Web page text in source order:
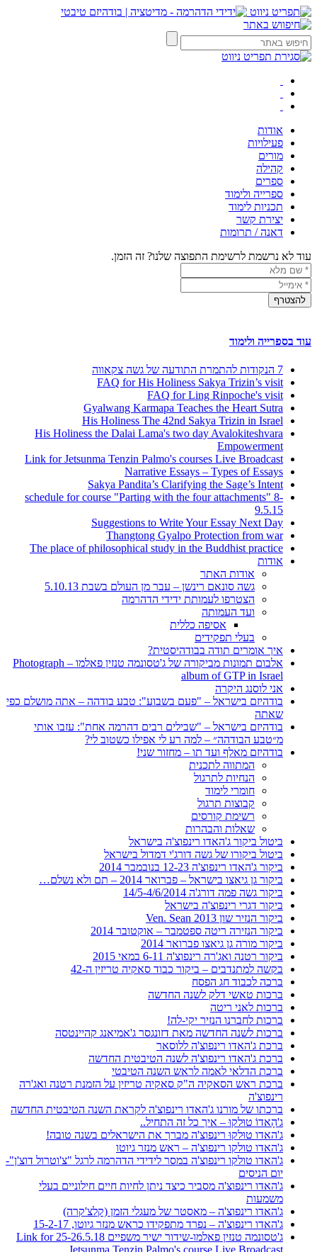
אודות
פעילויות
מורים
קהילה
ספרים
ספרייה ולימוד
תכניות לימוד
יצירת קשר
דאנה / תרומות
עוד לא נרשמת לרשימת התפוצה שלנו? זה הזמן.
עוד בספרייה ולימוד
7 הנקודות להתמרת התודעה של גשה צקאווה
FAQ for His Holiness Sakya Trizin’s visit
FAQ for Ling Rinpoche's visit
Gyalwang Karmapa Teaches the Heart Sutra
His Holiness The 42nd Sakya Trizin in Israel
His Holiness the Dalai Lama's two day Avalokiteshvara
Empowerment
Link for Jetsunma Tenzin Palmo's courses Live Broadcast
Narrative Essays – Types of Essays
Sakya Pandita’s Clarifying the Sage’s Intent
schedule for course "Parting with the four attachments" 8-
9.5.15
Suggestions to Write Your Essay Next Day
Thangtong Gyalpo Protection from war
The place of philosophical study in the Buddhist practice
אודות
אודות האתר
גשה סונאם רינשן – עבר מן העולם בשבת 5.10.13
הצטרפו לעמותת ידידי הדהרמה
ועד העמותה
אסיפה כללית
בעלי תפקידים
איך אומרים תודה בבודהיסטית?
אלבום תמונות מביקורה של ג'טסונמה טנזין פאלמו – Photograph
album of GTP in Israel
אני לוסנג היקרה
בודהיזם בישראל – "פעם בשבוע": טבע בודהה – אתה מושלם כפי
שאתה
בודהיזם בישראל – "שבילים רבים דהרמה אחת": עזבו אותי
מ״טבע הבודהה״ – למה רע לי אפילו כשטוב לי?
בודהיזם מאלף ועד תו – מחזור שני!
המתווה לתכנית
הנחיות לתרגול
חומרי לימוד
קבוצות תרגול
רשימת קורסים
שאלות והבהרות
ביטול ביקור ג'האדו רינפוצ'ה בישראל
ביטול ביקורו של גשה דורג'י דמדול בישראל
ביקור ג'האדו רינפוצ'ה 12-23 בנובמבר 2014
ביקור גן גיאצו בישראל – פברואר 2014 – תם ולא נשלם…
ביקור גשה פמה דורג'ה 14/5-4/6/2014
ביקור דגרי רינפוצ'ה בישראל
ביקור הנזיר שון 2013 Ven. Sean
ביקור הנזירה ריטה ספטמבר – אוקטובר 2014
ביקור מורה גן גיאצו פברואר 2014
ביקור רטנה ואג'רה רינפוצ'ה 6-11 במאי 2015
בקשה למתנדבים – ביקור כבוד סאקיה טריזין ה-42
ברכה לכבוד חג הפסח
ברכות טאשי דלק לשנה החדשה
ברכות לאני ריטה
ברכות לחברנו הנזיר יקי-לה!
ברכות לשנה החדשה מאת דזונגסר ג'אמיאנג קהיינטסה
ברכת ג'האדו רינפוצ'ה ללוסאר
ברכת ג'האדו רינפוצ'ה לשנה הטיבטית החדשה
ברכת הדלאי לאמה לראש השנה הטיבטי
ברכת ראש הסאקיה ה"ק סאקיה טריזין על הזמנת רטנה ואג'רה
רינפוצ'ה
ברכתו של מורנו ג'האדו רינפוצ'ה לקראת השנה הטיבטית החדשה
ג'הָאדוֹ טוּלקוּ – איך כל זה התחיל..
ג'האדו טוּלקוּ רינפוצ'ה מברך את הישראלים בשנה טובה!
ג'האדו טולקו רינפוצ'ה – ראש מנזר גיוטו
ג'האדו טולקו רינפוצ'ה במסר לידידי הדהרמה לרגל "צ'וטרול דוצ'ן"-
יום הניסים
ג'האדו רינפוצ'ה מסביר כיצד ניתן לחיות חיים חילוניים בעלי
משמעות
ג'האדו רינפוצ'ה – מאסטר של מעגלי הזמן (קלצ'קרה)
ג'האדו רינפוצ'ה – נפרד מתפקידו כראש מנזר גיוטו, 15-2-17
ג'טסונמה טנזין פאלמו-שידור ישיר משפיים 25-26.5.18 Link for
Jetsunma Tenzin Palmo's course Live Broadcast